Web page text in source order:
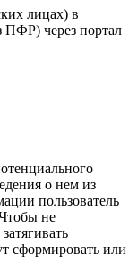
лицах) в
ПФР) через портал
о нем из
пользователь
не
сформировать или